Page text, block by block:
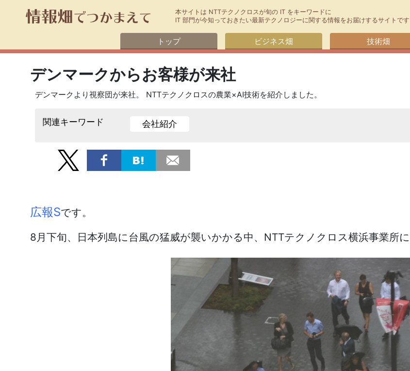
本サイトは NTTテクノクロスが旬の IT をキーワードに
IT 部門が今知っておきたい最新テクノロジーに関する情報をお届けするサイトです
トップ ビジネス畑 技術畑
デンマークからお客様が来社
デンマークより視察団が来社。 NTTテクノクロスの農業×AI技術を紹介しました。
関連キーワード 会社紹介
広報Sです。
8月下旬、日本列島に台風の猛威が襲いかかる中、NTTテクノクロス横浜事業所